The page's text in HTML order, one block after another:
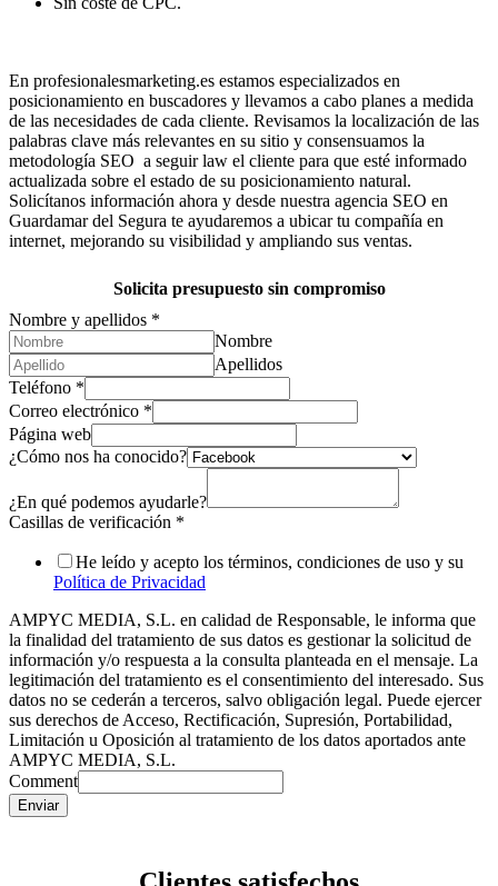
En profesionalesmarketing.es estamos especializados en
posicionamiento en buscadores y llevamos a cabo planes a medida
de las necesidades de cada cliente. Revisamos la localización de las
palabras clave más relevantes en su sitio y consensuamos la
metodología SEO a seguir law el cliente para que esté informado
actualizada sobre el estado de su posicionamiento natural.
Solicítanos información ahora y desde nuestra agencia SEO en
Guardamar del Segura te ayudaremos a ubicar tu compañía en
internet, mejorando su visibilidad y ampliando sus ventas.
Solicita presupuesto sin compromiso
Nombre y apellidos *
Nombre
Apellidos
Teléfono *
Correo electrónico *
Página web
¿Cómo nos ha conocido?
¿En qué podemos ayudarle?
Casillas de verificación *
He leído y acepto los términos, condiciones de uso y su
Política de Privacidad
AMPYC MEDIA, S.L. en calidad de Responsable, le informa que
la finalidad del tratamiento de sus datos es gestionar la solicitud de
información y/o respuesta a la consulta planteada en el mensaje. La
legitimación del tratamiento es el consentimiento del interesado. Sus
datos no se cederán a terceros, salvo obligación legal. Puede ejercer
sus derechos de Acceso, Rectificación, Supresión, Portabilidad,
Limitación u Oposición al tratamiento de los datos aportados ante
AMPYC MEDIA, S.L.
Comment
Enviar